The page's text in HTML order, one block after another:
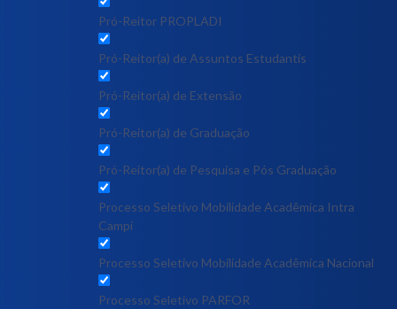
Pró-Reitor PROPLADI
Pró-Reitor(a) de Assuntos Estudantis
Pró-Reitor(a) de Extensão
Pró-Reitor(a) de Graduação
Pró-Reitor(a) de Pesquisa e Pós Graduação
Processo Seletivo Mobilidade Acadêmica Intra
Campi
Processo Seletivo Mobilidade Acadêmica Nacional
Processo Seletivo PARFOR